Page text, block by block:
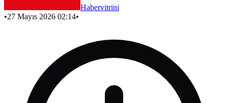
Habervitrini
•27 Mayıs 2026 02:14•